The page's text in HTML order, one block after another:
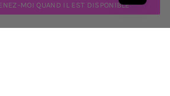
MOI QUAND IL EST DISPONIBLE